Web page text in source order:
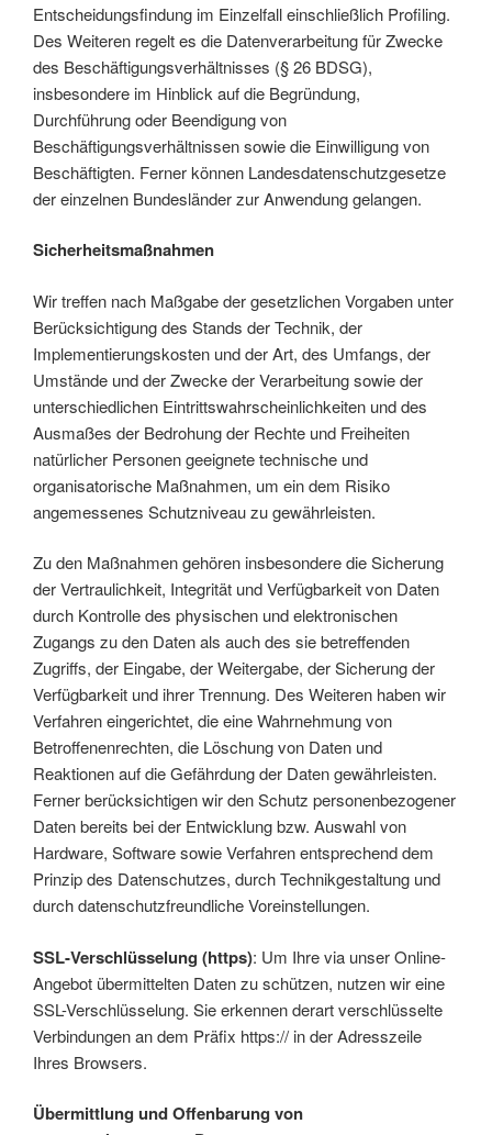
Entscheidungsfindung im Einzelfall einschließlich Profiling.
Des Weiteren regelt es die Datenverarbeitung für Zwecke
des Beschäftigungsverhältnisses (§ 26 BDSG),
insbesondere im Hinblick auf die Begründung,
Durchführung oder Beendigung von
Beschäftigungsverhältnissen sowie die Einwilligung von
Beschäftigten. Ferner können Landesdatenschutzgesetze
der einzelnen Bundesländer zur Anwendung gelangen.
Sicherheitsmaßnahmen
Wir treffen nach Maßgabe der gesetzlichen Vorgaben unter
Berücksichtigung des Stands der Technik, der
Implementierungskosten und der Art, des Umfangs, der
Umstände und der Zwecke der Verarbeitung sowie der
unterschiedlichen Eintrittswahrscheinlichkeiten und des
Ausmaßes der Bedrohung der Rechte und Freiheiten
natürlicher Personen geeignete technische und
organisatorische Maßnahmen, um ein dem Risiko
angemessenes Schutzniveau zu gewährleisten.
Zu den Maßnahmen gehören insbesondere die Sicherung
der Vertraulichkeit, Integrität und Verfügbarkeit von Daten
durch Kontrolle des physischen und elektronischen
Zugangs zu den Daten als auch des sie betreffenden
Zugriffs, der Eingabe, der Weitergabe, der Sicherung der
Verfügbarkeit und ihrer Trennung. Des Weiteren haben wir
Verfahren eingerichtet, die eine Wahrnehmung von
Betroffenenrechten, die Löschung von Daten und
Reaktionen auf die Gefährdung der Daten gewährleisten.
Ferner berücksichtigen wir den Schutz personenbezogener
Daten bereits bei der Entwicklung bzw. Auswahl von
Hardware, Software sowie Verfahren entsprechend dem
Prinzip des Datenschutzes, durch Technikgestaltung und
durch datenschutzfreundliche Voreinstellungen.
SSL-Verschlüsselung (https): Um Ihre via unser Online-
Angebot übermittelten Daten zu schützen, nutzen wir eine
SSL-Verschlüsselung. Sie erkennen derart verschlüsselte
Verbindungen an dem Präfix https:// in der Adresszeile
Ihres Browsers.
Übermittlung und Offenbarung von